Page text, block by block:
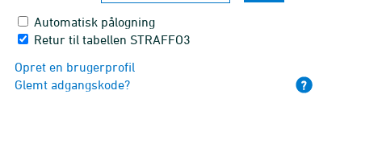
Automatisk pålogning
Retur til tabellen STRAFFO3
Opret en brugerprofil
Glemt adgangskode?